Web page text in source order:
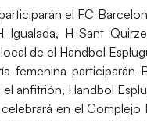
el FC
H Sant
de el Handbol
femenina participarán
anfitrión, Handbol
en el